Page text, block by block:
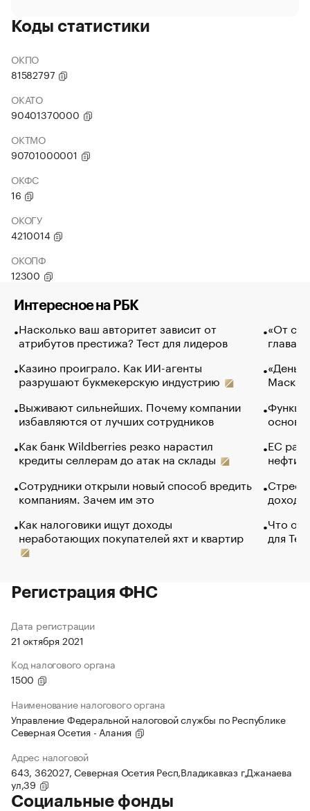
Коды статистики
ОКПО
81582797
ОКАТО
90401370000
ОКТМО
90701000001
ОКФС
16
ОКОГУ
4210014
ОКОПФ
12300
Интересное на РБК
Насколько ваш авторитет зависит от
атрибутов престижа? Тест для лидеров
Казино проиграло. Как ИИ-агенты
разрушают букмекерскую индустрию
Выживают сильнейших. Почему компании
избавляются от лучших сотрудников
Как банк Wildberries резко нарастил
кредиты селлерам до атак на склады
Сотрудники открыли новый способ вредить
компаниям. Зачем им это
Как налоговики ищут доходы
неработающих покупателей яхт и квартир
«От
глава
Маск в
основ
ЕС
нефти
Что
для
Регистрация ФНС
Дата регистрации
21 октября 2021
Код налогового органа
1500
Наименование налогового органа
Управление Федеральной налоговой службы по Республике
Северная Осетия - Алания
Адрес налоговой
643, 362027, Северная Осетия Респ,Владикавказ г,Джанаева
ул,39
Социальные фонды